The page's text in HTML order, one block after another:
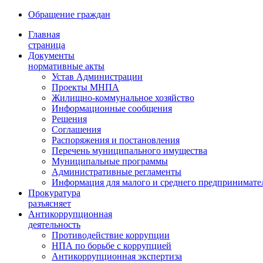
Обращение граждан
Главная
страница
Документы
нормативные акты
Устав Администрации
Проекты МНПА
Жилищно-коммунальное хозяйство
Информационные сообщения
Решения
Соглашения
Распоряжения и постановления
Перечень муниципального имущества
Муниципальные программы
Административные регламенты
Информация для малого и среднего
Прокуратура
разъясняет
Антикоррупционная
деятельность
Противодействие коррупции
НПА по борьбе с коррупцией
Антикоррупционная экспертиза